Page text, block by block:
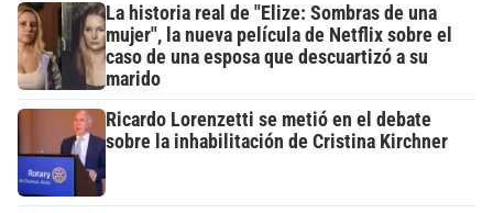
La historia real de "Elize: Sombras de una
mujer", la nueva película de Netflix sobre el
caso de una esposa que descuartizó a su
marido
Ricardo Lorenzetti se metió en el debate
sobre la inhabilitación de Cristina Kirchner